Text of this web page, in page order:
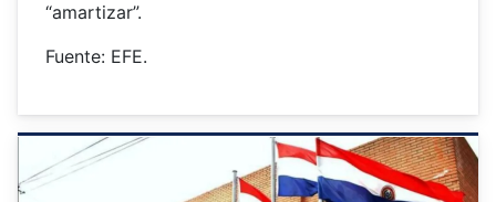
“amartizar”.
Fuente: EFE.